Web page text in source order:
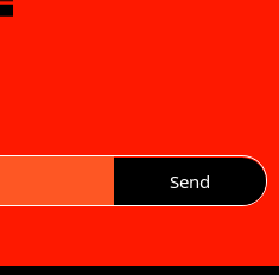
Send